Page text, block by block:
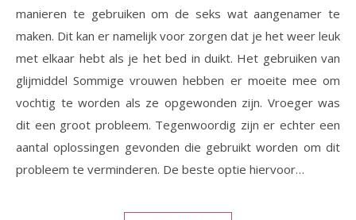
manieren te gebruiken om de seks wat aangenamer te
maken. Dit kan er namelijk voor zorgen dat je het weer leuk
met elkaar hebt als je het bed in duikt. Het gebruiken van
glijmiddel Sommige vrouwen hebben er moeite mee om
vochtig te worden als ze opgewonden zijn. Vroeger was
dit een groot probleem. Tegenwoordig zijn er echter een
aantal oplossingen gevonden die gebruikt worden om dit
probleem te verminderen. De beste optie hiervoor…